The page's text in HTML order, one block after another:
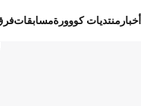
أخبار منتديات كووورةمسابقات